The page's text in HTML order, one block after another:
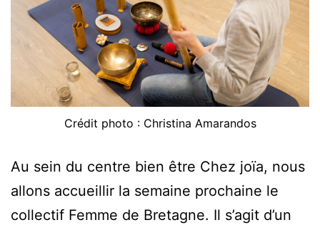
Crédit photo : Christina Amarandos
Au sein du centre bien être Chez joïa, nous
allons accueillir la semaine prochaine le
collectif Femme de Bretagne. Il s’agit d’un